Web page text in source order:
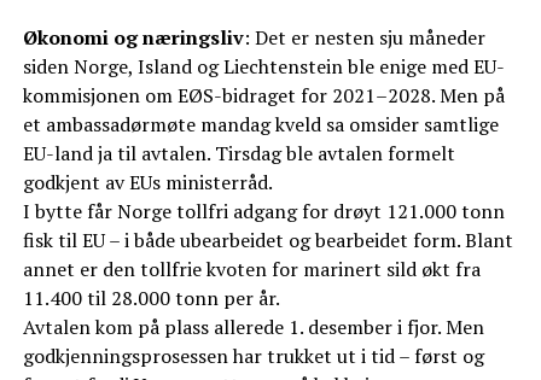
Økonomi og næringsliv: Det er nesten sju måneder
siden Norge, Island og Liechtenstein ble enige med EU-
kommisjonen om EØS-bidraget for 2021–2028. Men på
et ambassadørmøte mandag kveld sa omsider samtlige
EU-land ja til avtalen. Tirsdag ble avtalen formelt
godkjent av EUs ministerråd.
I bytte får Norge tollfri adgang for drøyt 121.000 tonn
fisk til EU – i både ubearbeidet og bearbeidet form. Blant
annet er den tollfrie kvoten for marinert sild økt fra
11.400 til 28.000 tonn per år.
Avtalen kom på plass allerede 1. desember i fjor. Men
godkjenningsprosessen har trukket ut i tid – først og